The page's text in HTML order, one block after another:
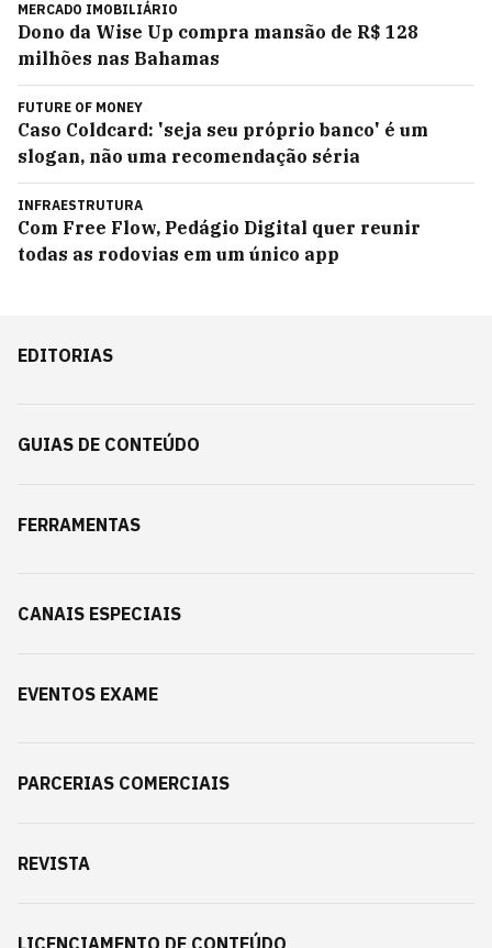
MERCADO IMOBILIÁRIO
Dono da Wise Up compra mansão de R$ 128
milhões nas Bahamas
FUTURE OF MONEY
Caso Coldcard: 'seja seu próprio banco' é um
slogan, não uma recomendação séria
INFRAESTRUTURA
Com Free Flow, Pedágio Digital quer reunir
todas as rodovias em um único app
EDITORIAS
GUIAS DE CONTEÚDO
FERRAMENTAS
CANAIS ESPECIAIS
EVENTOS EXAME
PARCERIAS COMERCIAIS
REVISTA
LICENCIAMENTO DE CONTEÚDO